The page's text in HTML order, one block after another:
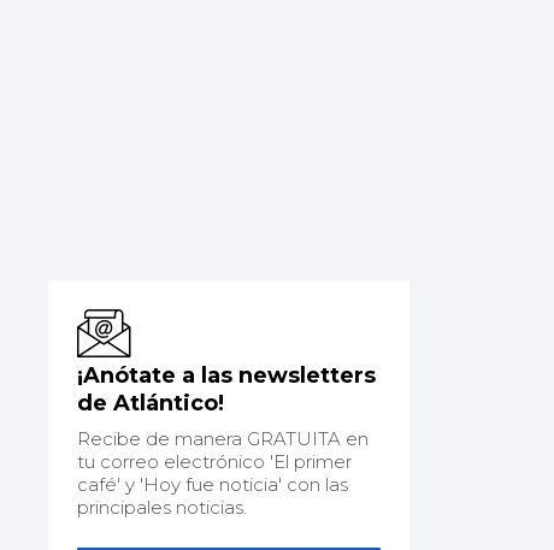
¡Anótate a las newsletters
de Atlántico!
Recibe de manera GRATUITA en
tu correo electrónico 'El primer
café' y 'Hoy fue noticia' con las
principales noticias.